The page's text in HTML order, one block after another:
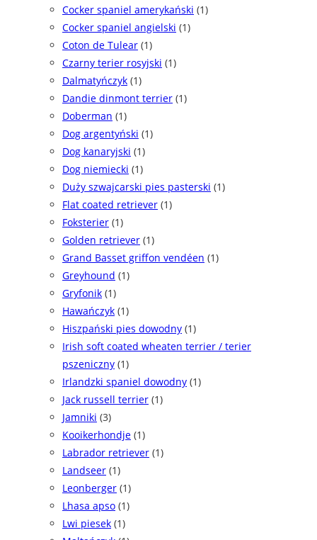
Cocker spaniel amerykański (1)
Cocker spaniel angielski (1)
Coton de Tulear (1)
Czarny terier rosyjski (1)
Dalmatyńczyk (1)
Dandie dinmont terrier (1)
Doberman (1)
Dog argentyński (1)
Dog kanaryjski (1)
Dog niemiecki (1)
Duży szwajcarski pies pasterski (1)
Flat coated retriever (1)
Foksterier (1)
Golden retriever (1)
Grand Basset griffon vendéen (1)
Greyhound (1)
Gryfonik (1)
Hawańczyk (1)
Hiszpański pies dowodny (1)
Irish soft coated wheaten terrier / terier
pszeniczny (1)
Irlandzki spaniel dowodny (1)
Jack russell terrier (1)
Jamniki (3)
Kooikerhondje (1)
Labrador retriever (1)
Landseer (1)
Leonberger (1)
Lhasa apso (1)
Lwi piesek (1)